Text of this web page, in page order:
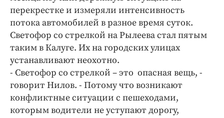
Блоги
Издания
Медиаперсона
Интересное чтиво
Клиника года
Бренд года
Работодатель года
перекрестке и измеряли интенсивность
потока автомобилей в разное время суток.
Светофор со стрелкой на Рылеева стал пятым
таким в Калуге. Их на городских улицах
устанавливают неохотно.
- Светофор со стрелкой – это опасная вещь, -
говорит Нилов. - Потому что возникают
конфликтные ситуации с пешеходами,
которым водители не уступают дорогу,